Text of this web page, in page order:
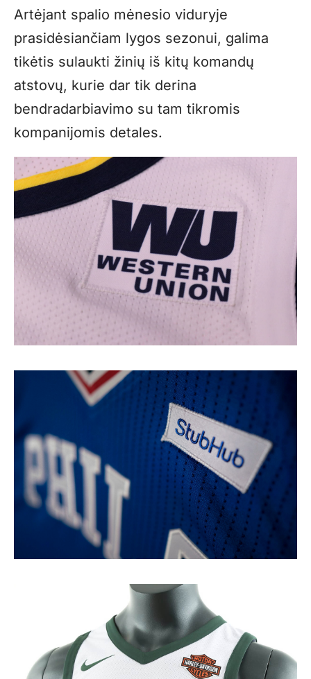
Artėjant spalio mėnesio viduryje
prasidėsiančiam lygos sezonui, galima
tikėtis sulaukti žinių iš kitų komandų
atstovų, kurie dar tik derina
bendradarbiavimo su tam tikromis
kompanijomis detales.